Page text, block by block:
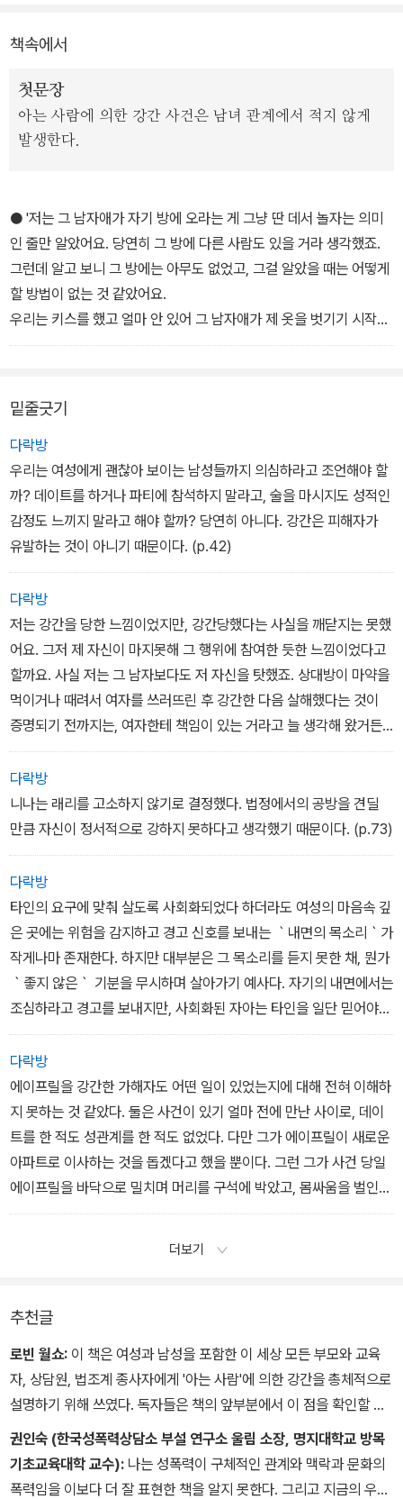
간'에 대해 알아야 할 모든 것이 담겨있다.
책속에서
첫문장
아는 사람에 의한 강간 사건은 남녀 관계에서 적지 않게
발생한다.
● '저는 그 남자애가 자기 방에 오라는 게 그냥 딴 데서 놀자는 의미
인 줄만 알았어요. 당연히 그 방에 다른 사람도 있을 거라 생각했죠.
그런데 알고 보니 그 방에는 아무도 없었고, 그걸 알았을 때는 어떻게
할 방법이 없는 것 같았어요.
우리는 키스를 했고 얼마 안 있어 그 남자애가 제 옷을 벗기기 시작했
어요. 저는 계속 그만하라고 하면서 울었죠. 저한테 해코지를 할까 무
● '저는 그 날 제가 어떻게 브라이언에게 저항했는지, 또 브라이언이
어떻게 저를 옴짝달싹 못하게 바위에 밀어붙였는지 데이비드에게 얘
기했어요. 또 제가 데이비드에게 도와달라고 얼마나 크게 소리를 질
렀는지도 말했죠. 그는 제 소리를 듣지 못했다고 하더군요. 그러면서
우리 사이가 더 이상 전과 같을 순 없을 거라 했어요. 저랑 섹스한 사
람이 자기만이 아니라는 그 이유 때문에 말이에요.
저는 브라이언이 내게 저지른 일을 부모님한테 얘기할 수 없었어요.
그걸 말하는 순간 제가 데이비드와 섹스를 하는 사이였다는 게 알려
질 거고, 부모님 눈에는 제가 강간을 당하는 것보다도 순결을 잃은 게
더 나쁜 일로 보일 테니까요. 같은 이유로 경찰서에도 갈 엄두를 못 냈
죠. 더군다나 제가 신고를 하기라도 하면, 또래 친구를 감옥에 보냈다
고 다른 친구들이 곧바로 저랑 절교할 것만 같았습니다. 다 떠나서 저
자신도 그런 일이 일어났다는 걸 믿을 수 없는데 누가 저를 믿어주겠
어요?'
● 남자는 여자를 성적으로 유혹하는 데만 매진하고 여자는 이 관계
이트 상황에서는, 근본적으로 남녀 사이에 게임 구도가 형성된다. 이
는 때로 양측 모두에게 만족을 주면서 꽤 오랫동안 유지될 수 있다. 그
러나 남자가 성관계라는 목적 달성을 위해 여자를 회유하는 단계에서
폭력적으로 강요하는 단계로 넘어갈 때, 여자의 저항은 남자 입장에
서는 상당히 미약해 보일 가능성이 크다.
이는 대개의 여성이 자신의 의사를 강하게 표현하지 말고 늘 조용히
절하거나 그의 기분을 상하게 만들지 않도록 사회화된 것과 관련이
있다.
● 10대 청소녀들은 데이트 강간이 첫 번째 혹은 처음에 가까운 성경
험이 되는 경우가 많으며, 대부분 아무에게도 피해 사실을 알리지 않
는다.
내가 만나 인터뷰한 30대 이상 여성 중에는 기혼자와 미혼자도 있고
었다.
● '우리가 이런 말도 안 되는 일에 침묵하고 있으면, 그들은 그냥 계
속 그런 짓을 할 테니까요. 저는 제 사건이 그걸 증명했다고 생각해요.
사건이 일어났을 때 저는 그 사람을 놓아줬고, 그 사람이 정말로 그러
려고 했던 건 아니라는 식으로 말했죠.
또한 이전에는 한 번도 이런 적이 없다. 다시는 이런 일이 없을 거다
밑줄긋기
다락방
우리는 여성에게 괜찮아 보이는 남성들까지 의심하라고 조언해야 할
까? 데이트를 하거나 파티에 참석하지 말라고, 술을 마시지도 성적인
감정도 느끼지 말라고 해야 할까? 당연히 아니다. 강간은 피해자가
유발하는 것이 아니기 때문이다. (p.42)
다락방
저는 강간을 당한 느낌이었지만, 강간당했다는 사실을 깨닫지는 못했
어요. 그저 제 자신이 마지못해 그 행위에 참여한 듯한 느낌이었다고
할까요. 사실 저는 그 남자보다도 저 자신을 탓했죠. 상대방이 마약을
먹이거나 때려서 여자를 쓰러뜨린 후 강간한 다음 살해했다는 것이
증명되기 전까지는, 여자한테 책임이 있는 거라고 늘 생각해 왔거든
요.
사건이 일어난 밤에도, 고환을 발로 차거나 주먹으로 눈을 가격해서
그 남자애를 다치게 해도 된다는 식의 생각은 들지 않았어요. 착한 여
자애는 그렇게 하지 않잖아요. 그 대신 일이 일어나도록 가만히 놔두
고 결과에 순응해야 하지요. (p.65-66)
다락방
니나는 래리를 고소하지 않기로 결정했다. 법정에서의 공방을 견딜
만큼 자신이 정서적으로 강하지 못하다고 생각했기 때문이다. (p.73)
다락방
타인의 요구에 맞춰 살도록 사회화되었다 하더라도 여성의 마음속 깊
은 곳에는 위험을 감지하고 경고 신호를 보내는 ｀내면의 목소리｀가
작게나마 존재한다. 하지만 대부분은 그 목소리를 듣지 못한 채, 뭔가
｀좋지 않은｀ 기분을 무시하며 살아가기 예사다. 자기의 내면에서는
조심하라고 경고를 보내지만, 사회화된 자아는 타인을 일단 믿어야
한다고 생각하기 때문이다. 여자아이들은 어릴 때부터 시키는 대로
행동하고 남자아이들의 요구에 응해야 한다고 배운다. 착한 여자아이
는 남을 실망시키지 않기 위해 ˝자신의 감정과는 상관없이˝상냥해야
한다는 것도. (p.73-74)
다락방
에이프릴을 강간한 가해자도 어떤 일이 있었는지에 대해 전혀 이해하
지 못하는 것 같았다. 둘은 사건이 있기 얼마 전에 만난 사이로, 데이
트를 한 적도 성관계를 한 적도 없었다. 다만 그가 에이프릴이 새로운
아파트로 이사하는 것을 돕겠다고 했을 뿐이다. 그런 그가 사건 당일
에이프릴을 바닥으로 밀치며 머리를 구석에 박았고, 몸싸움을 벌인
끝에 강제로 삽입했다.
이렇게 많이 싸우는 편이냐고요. 그때 알았죠. 그는 결코 저를 강간했
더보기
추천글
로빈 월쇼: 이 책은 여성과 남성을 포함한 이 세상 모든 부모와 교육
자, 상담원, 법조계 종사자에게 '아는 사람'에 의한 강간을 총체적으로
설명하기 위해 쓰였다. 독자들은 책의 앞부분에서 이 점을 확인할 수
있으며, 아울러 뒷부분에서는 아는 사람에 의한 강간 사건을 어떻게
예방하고 피해를 줄일 것인지에 관한 실제적인 정보도 얻을 수 있을
것이다. 그리고 마침내 알게 될 것이다. 성폭행은 분명 범죄이며 가해
권인숙 (한국성폭력상담소 부설 연구소 울림 소장, 명지대학교 방목
기초교육대학 교수): 나는 성폭력이 구체적인 관계와 맥락과 문화의
폭력임을 이보다 더 잘 표현한 책을 알지 못한다. 그리고 지금의 우리